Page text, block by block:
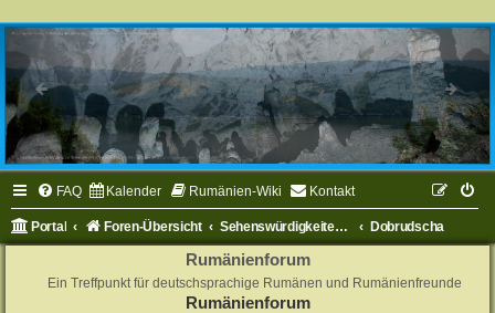
FAQ Kalender Rumänien-Wiki Kontakt
Portal Foren-Übersicht Sehenswürdigkeiten in Rumänien Dobrudscha
Rumänienforum
Ein Treffpunkt für deutschsprachige Rumänen und Rumänienfreunde
Rumänienforum